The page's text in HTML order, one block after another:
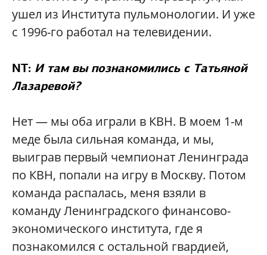
ушел из Института пульмонологии. И уже
с 1996-го работал на телевидении.
NT: И там вы познакомились с Татьяной
Лазаревой?
Нет — мы оба играли в КВН. В моем 1-м
меде была сильная команда, и мы,
выиграв первый чемпионат Ленинграда
по КВН, попали на игру в Москву. Потом
команда распалась, меня взяли в
команду Ленинградского финансово-
экономического института, где я
познакомился с остальной гвардией,